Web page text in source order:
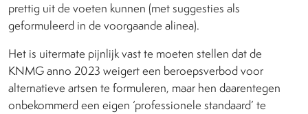
prettig uit de voeten kunnen (met suggesties als
geformuleerd in de voorgaande alinea).
Het is uitermate pijnlijk vast te moeten stellen dat de
KNMG anno 2023 weigert een beroepsverbod voor
alternatieve artsen te formuleren, maar hen daarentegen
onbekommerd een eigen ‘professionele standaard’ te